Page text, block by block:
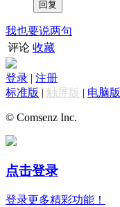
我也要说两句
评论 收藏
登录 | 注册
标准版 | 触屏版 | 电脑版
© Comsenz Inc.
点击登录
登录更多精彩功能！